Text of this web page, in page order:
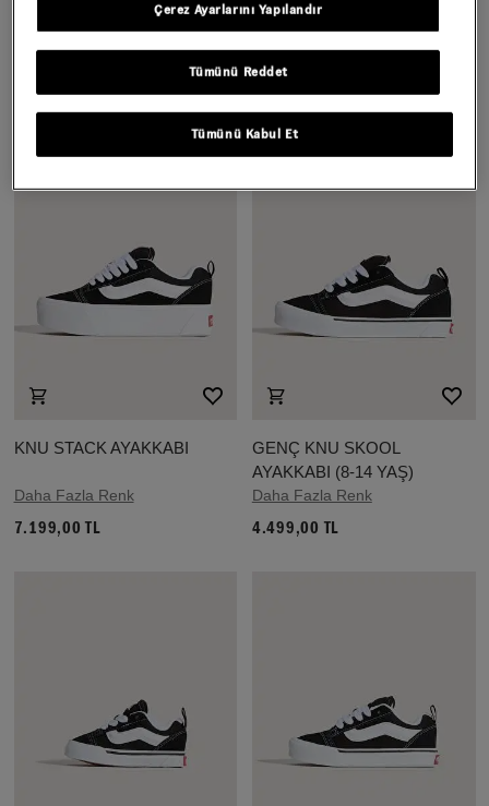
KNU SKOOL AYAKKABI
5.999,00 TL
KNU SKOOL AYAKKABI
Daha Fazla Renk
5.999,00 TL
KNU STACK AYAKKABI
Daha Fazla Renk
7.199,00 TL
GENÇ KNU SKOOL
AYAKKABI (8-14 YAŞ)
Daha Fazla Renk
4.499,00 TL
Tümünü Reddet
Tümünü Kabul Et
Çerez Ayarlarını Yapılandır